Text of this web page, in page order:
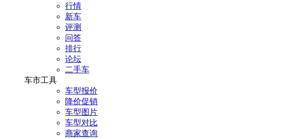
行情
新车
评测
问答
排行
论坛
二手车
车市工具
车型报价
降价促销
车型图片
车型对比
商家查询